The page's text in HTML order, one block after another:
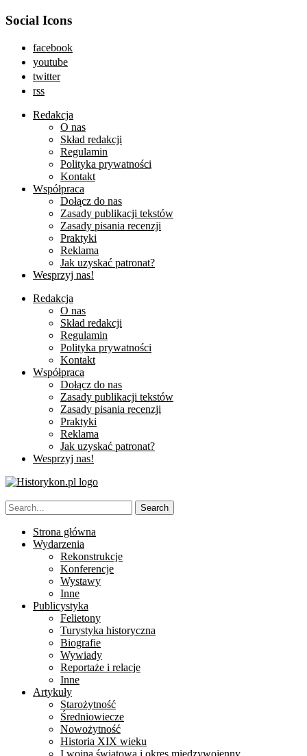
Social Icons
facebook
youtube
twitter
rss
Redakcja
O nas
Skład redakcji
Regulamin
Polityka prywatności
Kontakt
Współpraca
Dołącz do nas
Zasady publikacji tekstów
Zasady pisania recenzji
Praktyki
Reklama
Jak uzyskać patronat?
Wesprzyj nas!
Redakcja
O nas
Skład redakcji
Regulamin
Polityka prywatności
Kontakt
Współpraca
Dołącz do nas
Zasady publikacji tekstów
Zasady pisania recenzji
Praktyki
Reklama
Jak uzyskać patronat?
Wesprzyj nas!
Strona główna
Wydarzenia
Rekonstrukcje
Konferencje
Wystawy
Inne
Publicystyka
Felietony
Turystyka historyczna
Biografie
Wywiady
Reportaże i relacje
Inne
Artykuły
Starożytność
Średniowiecze
Nowożytność
Historia XIX wieku